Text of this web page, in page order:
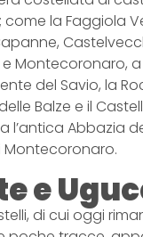
la Faggiola
Montecoronaro,
del Savio, la
Balze e il
l’antica Abbazia
Montecoronaro.
e
di cui oggi